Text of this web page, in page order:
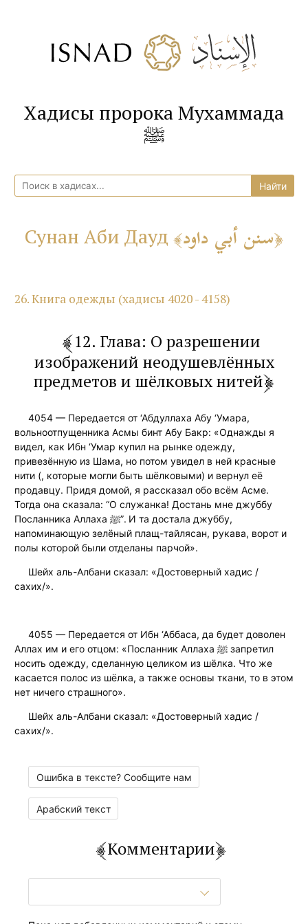
Хадисы пророка Мухаммада
ﷺ
Сунан Аби Дауд سنن أبي داود
26. Книга одежды (хадисы 4020 - 4158)
12. Глава: О разрешении
изображений неодушевлённых
предметов и шёлковых нитей
4054 — Передается от ‘Абдуллаха Абу ‘Умара,
вольноотпущенника Асмы бинт Абу Бакр: «Однажды я
видел, как Ибн ‘Умар купил на рынке одежду,
привезённую из Шама, но потом увидел в ней красные
нити (, которые могли быть шёлковыми) и вернул её
продавцу. Придя домой, я рассказал обо всём Асме.
Тогда она сказала: “О служанка! Достань мне джуббу
Посланника Аллаха ﷺ”. И та достала джуббу,
напоминающую зелёный плащ-тайлясан, рукава, ворот и
полы которой были отделаны парчой».
Шейх аль-Албани сказал: «Достоверный хадис /
сахих/».
4055 — Передается от Ибн ‘Аббаса, да будет доволен
Аллах им и его отцом: «Посланник Аллаха ﷺ запретил
носить одежду, сделанную целиком из шёлка. Что же
касается полос из шёлка, а также основы ткани, то в этом
нет ничего страшного».
Шейх аль-Албани сказал: «Достоверный хадис /
сахих/».
Ошибка в тексте? Сообщите нам
Арабский текст
Комментарии